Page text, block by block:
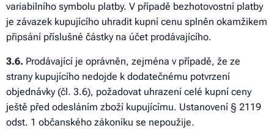
variabilního symbolu platby. V případě bezhotovostní platby
je závazek kupujícího uhradit kupní cenu splněn okamžikem
připsání příslušné částky na účet prodávajícího.
3.6. Prodávající je oprávněn, zejména v případě, že ze
strany kupujícího nedojde k dodatečnému potvrzení
objednávky (čl. 3.6), požadovat uhrazení celé kupní ceny
ještě před odesláním zboží kupujícímu. Ustanovení § 2119
odst. 1 občanského zákoníku se nepoužije.